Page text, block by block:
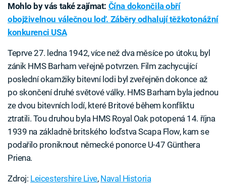
Mohlo by vás také zajímat: Čína dokončila obří
obojživelnou válečnou loď. Záběry odhalují těžkotonážní
konkurenci USA
Teprve 27. ledna 1942, více než dva měsíce po útoku, byl
zánik HMS Barham veřejně potvrzen. Film zachycující
poslední okamžiky bitevní lodi byl zveřejněn dokonce až
po skončení druhé světové války. HMS Barham byla jednou
ze dvou bitevních lodí, které Britové během konfliktu
ztratili. Tou druhou byla HMS Royal Oak potopená 14. října
1939 na základně britského loďstva Scapa Flow, kam se
podařilo proniknout německé ponorce U-47 Günthera
Priena.
Zdroj: Leicestershire Live, Naval Historia